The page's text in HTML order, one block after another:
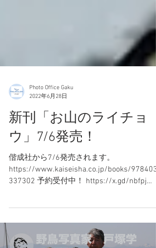
Photo Office Gaku
2022年6月28日
新刊「お山のライチョ
ウ」7/6発売！
https://www.kaiseisha.co.jp/books/
337302 予約受付中！ https://x.gd/nbfpj
https://x.gd/GS73K